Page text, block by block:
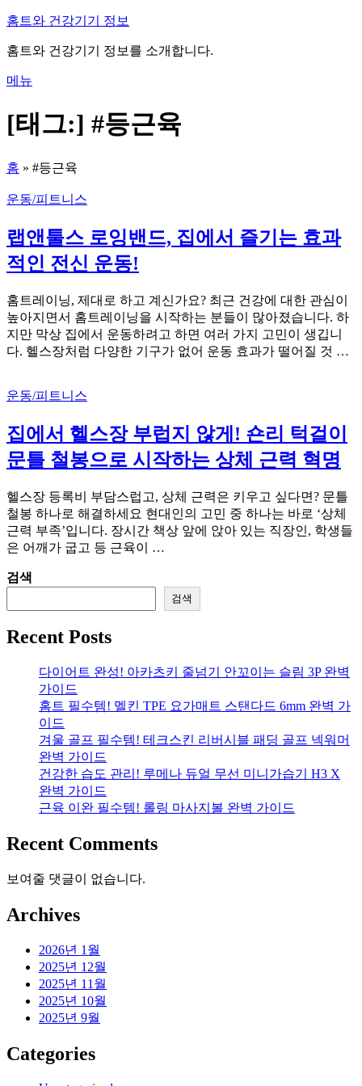
내
으
바
기
홈트와 건강기기 정보
홈트와 건강기기 정보를 소개합니다.
메뉴
[태그:] #등근육
홈 » #등근육
운동/피트니스
랩앤툴스 로잉밴드, 집에서 즐기는 효과
적인 전신 운동!
홈트레이닝, 제대로 하고 계신가요? 최근 건강에 대한 관심이
높아지면서 홈트레이닝을 시작하는 분들이 많아졌습니다. 하
지만 막상 집에서 운동하려고 하면 여러 가지 고민이 생깁니
다. 헬스장처럼 다양한 기구가 없어 운동 효과가 떨어질 것 …
운동/피트니스
집에서 헬스장 부럽지 않게! 숀리 턱걸이
문틀 철봉으로 시작하는 상체 근력 혁명
헬스장 등록비 부담스럽고, 상체 근력은 키우고 싶다면? 문틀
철봉 하나로 해결하세요 현대인의 고민 중 하나는 바로 ‘상체
근력 부족’입니다. 장시간 책상 앞에 앉아 있는 직장인, 학생들
은 어깨가 굽고 등 근육이 …
검색
검색
Recent Posts
다이어트 완성! 아카츠키 줄넘기 안꼬이는 슬림 3P 완벽
가이드
홈트 필수템! 멜킨 TPE 요가매트 스탠다드 6mm 완벽 가
이드
겨울 골프 필수템! 테크스킨 리버시블 패딩 골프 넥워머
완벽 가이드
건강한 습도 관리! 루메나 듀얼 무선 미니가습기 H3 X
완벽 가이드
근육 이완 필수템! 롤링 마사지볼 완벽 가이드
Recent Comments
보여줄 댓글이 없습니다.
Archives
2026년 1월
2025년 12월
2025년 11월
2025년 10월
2025년 9월
Categories